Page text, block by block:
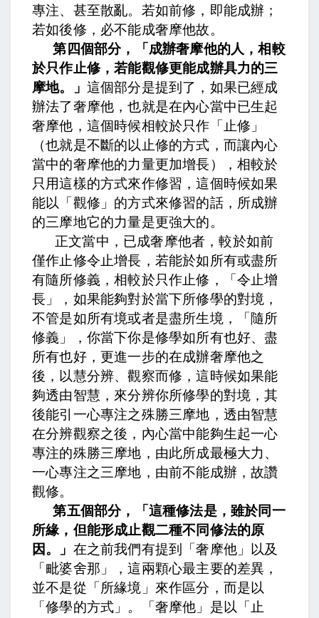
專注、甚至散亂。 若如前修，即能成辦；
若如後修，必不能成奢摩他故。
第四個部分，「成辦奢摩他的人，相較
於只作止修，若能觀修更能成辦具力的三
摩地。」 這個部分是提到了，如果已經成
辦法了奢摩他，也就是在內心當中已生起
奢摩他，這個時候相較於只作「止修」
（也就是不斷的以止修的方式，而讓內心
當中的奢摩他的力量更加增長），相較於
只用這樣的方式來作修習，這個時候如果
能以「觀修」的方式來修習的話，所成辦
的三摩地它的力量是更強大的。
正文當中， 已成奢摩他者，較於如前
僅作止修令止增長，若能於如所有或盡所
有隨所修義，相較於只作止修，「令止增
長」，如果能夠對於當下所修學的對境，
不管是如所有境或者是盡所生境，「隨所
修義」，你當下你是修學如所有也好、盡
所有也好，更進一步的在成辦奢摩他之
後， 以慧分辨、觀察而修，這時候如果能
夠透由智慧，來分辨你所修學的對境，其
後能引一心專注之殊勝三摩地， 透由智慧
在分辨觀察之後，內心當中能夠生起一心
專注的殊勝三摩地， 由此所成最極大力、
一心專注之三摩地，由前不能成辦，故讚
觀修。
第五個部分，「這種修法是，雖於同一
所緣，但能形成止觀二種不同修法的原
因。」 在之前我們有提到「奢摩他」以及
「毗婆舍那」，這兩顆心最主要的差異，
並不是從「所緣境」來作區分，而是以
「修學的方式」。「奢摩他」是以「止